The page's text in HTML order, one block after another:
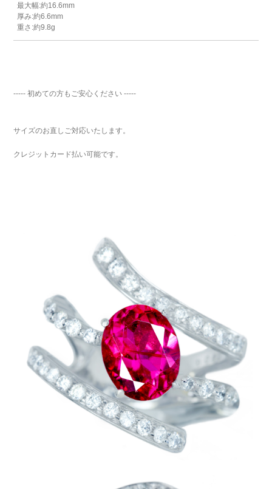
最大幅:約16.6mm
厚み:約6.6mm
重さ:約9.8g
----- 初めての方もご安心ください -----
サイズのお直しご対応いたします。
クレジットカード払い可能です。